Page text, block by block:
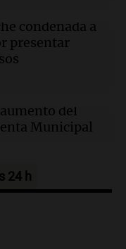
a Arthur Fils en
Canadá
que casi el
a las aulas
condenada a
presentar
del
Municipal
Rafaela:
24 h